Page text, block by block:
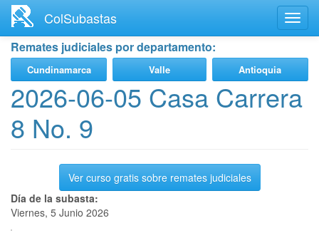
contenido
principal
ColSubastas
Remates judiciales por departamento:
Cundinamarca Valle Antioquia
2026-06-05 Casa Carrera
8 No. 9
Ver curso gratis sobre remates judiciales
Día de la subasta:
Viernes, 5 Junio 2026